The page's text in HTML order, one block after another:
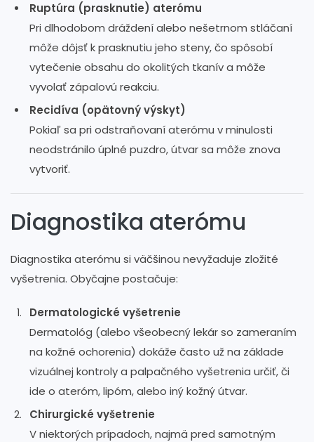
Ruptúra (prasknutie) aterómu
Pri dlhodobom dráždení alebo nešetrnom stláčaní
môže dôjsť k prasknutiu jeho steny, čo spôsobí
vytečenie obsahu do okolitých tkanív a môže
vyvolať zápalovú reakciu.
Recidíva (opätovný výskyt)
Pokiaľ sa pri odstraňovaní aterómu v minulosti
neodstránilo úplné puzdro, útvar sa môže znova
vytvoriť.
Diagnostika aterómu
Diagnostika aterómu si väčšinou nevyžaduje zložité
vyšetrenia. Obyčajne postačuje:
Dermatologické vyšetrenie
Dermatológ (alebo všeobecný lekár so zameraním
na kožné ochorenia) dokáže často už na základe
vizuálnej kontroly a palpačného vyšetrenia určiť, či
ide o ateróm, lipóm, alebo iný kožný útvar.
Chirurgické vyšetrenie
V niektorých prípadoch, najmä pred samotným